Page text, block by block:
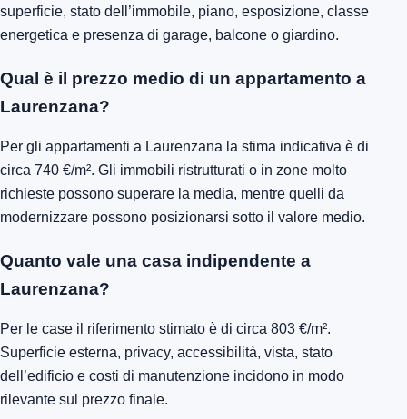
superficie, stato dell’immobile, piano, esposizione, classe
energetica e presenza di garage, balcone o giardino.
Qual è il prezzo medio di un appartamento a
Laurenzana?
Per gli appartamenti a Laurenzana la stima indicativa è di
circa 740 €/m². Gli immobili ristrutturati o in zone molto
richieste possono superare la media, mentre quelli da
modernizzare possono posizionarsi sotto il valore medio.
Quanto vale una casa indipendente a
Laurenzana?
Per le case il riferimento stimato è di circa 803 €/m².
Superficie esterna, privacy, accessibilità, vista, stato
dell’edificio e costi di manutenzione incidono in modo
rilevante sul prezzo finale.